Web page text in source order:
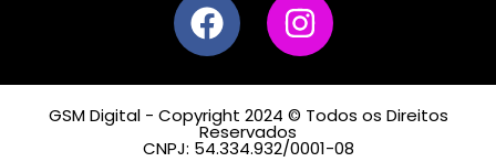
GSM Digital - Copyright 2024 © Todos os Direitos
Reservados
CNPJ: 54.334.932/0001-08